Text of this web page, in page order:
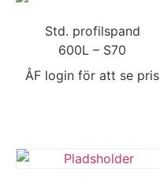
Std. profilspand
600L – S70
ÅF login för att se pris